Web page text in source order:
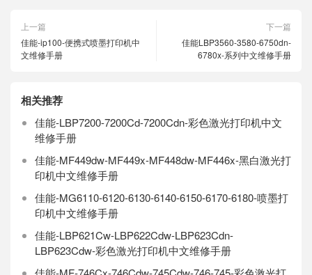
上一篇
佳能-ip100-便携式喷墨打印机中
文维修手册
下一篇
佳能LBP3560-3580-6750dn-
6780x-系列中文维修手册
相关推荐
佳能-LBP7200-7200Cd-7200Cdn-彩色激光打印机中文
维修手册
佳能-MF449dw-MF449x-MF448dw-MF446x-黑白激光打
印机中文维修手册
佳能-MG6110-6120-6130-6140-6150-6170-6180-喷墨打
印机中文维修手册
佳能-LBP621Cw-LBP622Cdw-LBP623Cdn-
LBP623Cdw-彩色激光打印机中文维修手册